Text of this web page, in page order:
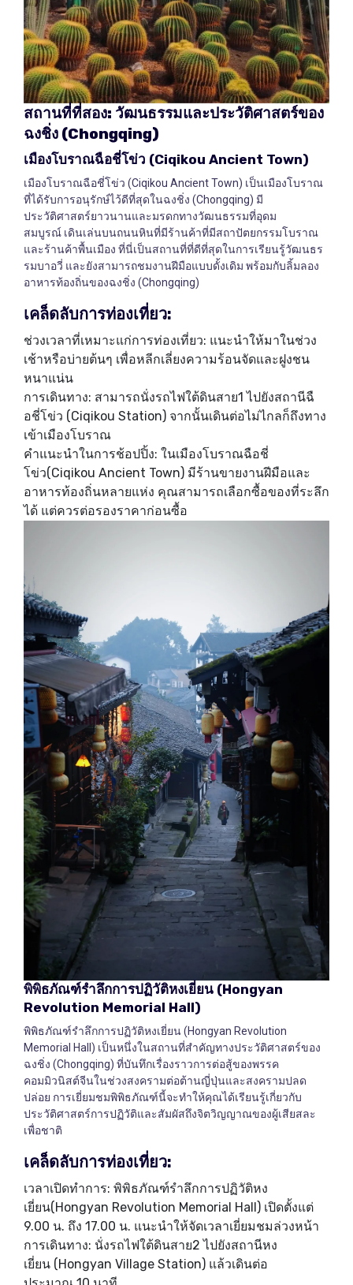
สถานที่ที่สอง: วัฒนธรรมและประวัติศาสตร์ของ
ฉงชิ่ง (Chongqing)
เมืองโบราณฉือชี่โข่ว (Ciqikou Ancient Town)
เมืองโบราณฉือชี่โข่ว (Ciqikou Ancient Town) เป็นเมืองโบราณ
ที่ได้รับการอนุรักษ์ไว้ดีที่สุดในฉงชิ่ง (Chongqing) มี
ประวัติศาสตร์ยาวนานและมรดกทางวัฒนธรรมที่อุดม
สมบูรณ์ เดินเล่นบนถนนหินที่มีร้านค้าที่มีสถาปัตยกรรมโบราณ
และร้านค้าพื้นเมือง ที่นี่เป็นสถานที่ที่ดีที่สุดในการเรียนรู้วัฒนธร
รมบาอวี่ และยังสามารถชมงานฝีมือแบบดั้งเดิม พร้อมกับลิ้มลอง
อาหารท้องถิ่นของฉงชิ่ง (Chongqing)
เคล็ดลับการท่องเที่ยว:
ช่วงเวลาที่เหมาะแก่การท่องเที่ยว: แนะนำให้มาในช่วง
เช้าหรือบ่ายต้นๆ เพื่อหลีกเลี่ยงความร้อนจัดและฝูงชน
หนาแน่น
การเดินทาง: สามารถนั่งรถไฟใต้ดินสาย1 ไปยังสถานีฉื
อชี่โข่ว (Ciqikou Station) จากนั้นเดินต่อไม่ไกลก็ถึงทาง
เข้าเมืองโบราณ
คำแนะนำในการช้อปปิ้ง: ในเมืองโบราณฉือชี่
โข่ว(Ciqikou Ancient Town) มีร้านขายงานฝีมือและ
อาหารท้องถิ่นหลายแห่ง คุณสามารถเลือกซื้อของที่ระลึก
ได้ แต่ควรต่อรองราคาก่อนซื้อ
พิพิธภัณฑ์รำลึกการปฏิวัติหงเยี่ยน (Hongyan
Revolution Memorial Hall)
พิพิธภัณฑ์รำลึกการปฏิวัติหงเยี่ยน (Hongyan Revolution
Memorial Hall) เป็นหนึ่งในสถานที่สำคัญทางประวัติศาสตร์ของ
ฉงชิ่ง (Chongqing) ที่บันทึกเรื่องราวการต่อสู้ของพรรค
คอมมิวนิสต์จีนในช่วงสงครามต่อต้านญี่ปุ่นและสงครามปลด
ปล่อย การเยี่ยมชมพิพิธภัณฑ์นี้จะทำให้คุณได้เรียนรู้เกี่ยวกับ
ประวัติศาสตร์การปฏิวัติและสัมผัสถึงจิตวิญญาณของผู้เสียสละ
เพื่อชาติ
เคล็ดลับการท่องเที่ยว:
เวลาเปิดทำการ: พิพิธภัณฑ์รำลึกการปฏิวัติหง
เยี่ยน(Hongyan Revolution Memorial Hall) เปิดตั้งแต่
9.00 น. ถึง 17.00 น. แนะนำให้จัดเวลาเยี่ยมชมล่วงหน้า
การเดินทาง: นั่งรถไฟใต้ดินสาย2 ไปยังสถานีหง
เยี่ยน (Hongyan Village Station) แล้วเดินต่อ